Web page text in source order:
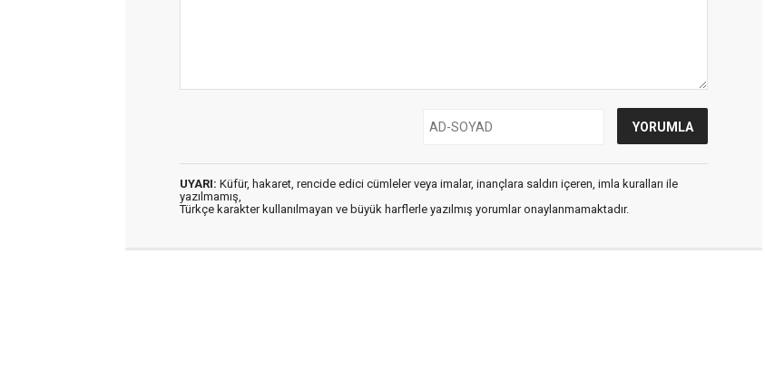
UYARI: Küfür, hakaret, rencide edici cümleler veya imalar, inançlara saldırı içeren, imla kuralları ile
yazılmamış,
Türkçe karakter kullanılmayan ve büyük harflerle yazılmış yorumlar onaylanmamaktadır.